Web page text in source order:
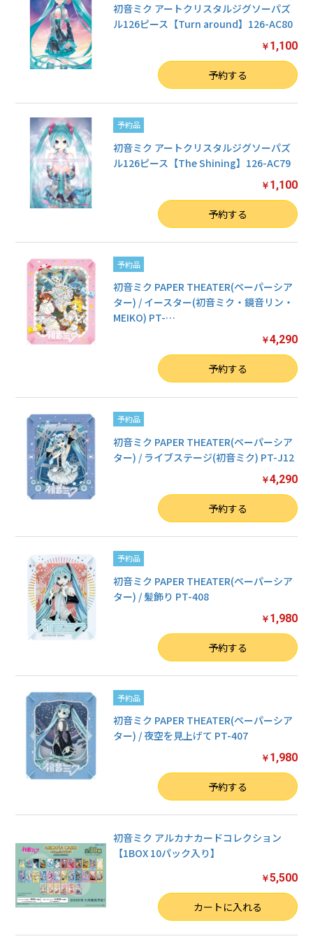
初音ミク アートクリスタルジグソーパズ
ル126ピース【Turn around】126-AC80
￥ 1,100
予約する
予約品
初音ミク アートクリスタルジグソーパズ
ル126ピース【The Shining】126-AC79
￥ 1,100
予約する
予約品
初音ミク PAPER THEATER(ペーパーシア
ター) / イースター(初音ミク・鏡音リン・
MEIKO) PT-…
￥4,290
予約する
予約品
初音ミク PAPER THEATER(ペーパーシア
ター) / ライブステージ(初音ミク) PT-J12
￥4,290
予約する
予約品
初音ミク PAPER THEATER(ペーパーシア
ター) / 髪飾り PT-408
￥ 1,980
予約する
予約品
初音ミク PAPER THEATER(ペーパーシア
ター) / 夜空を見上げて PT-407
￥ 1,980
予約する
初音ミク アルカナカードコレクション
【1BOX 10パック入り】
￥5,500
カートに入れる